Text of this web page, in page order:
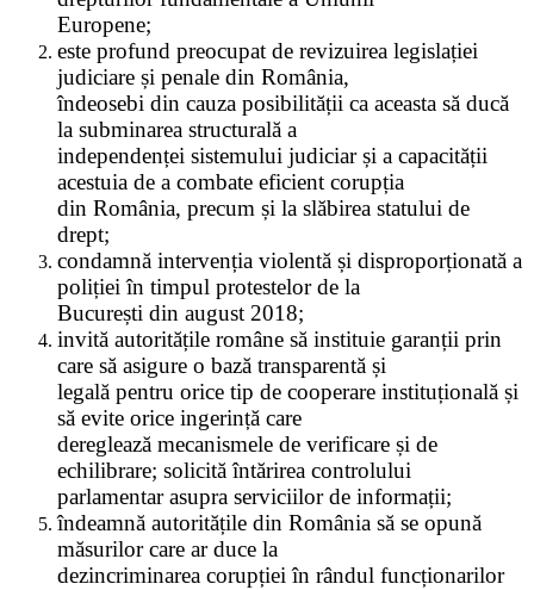
Europene;
este profund preocupat de revizuirea legislației
judiciare și penale din România,
îndeosebi din cauza posibilității ca aceasta să ducă
la subminarea structurală a
independenței sistemului judiciar și a capacității
acestuia de a combate eficient corupția
din România, precum și la slăbirea statului de
drept;
condamnă intervenția violentă și disproporționată a
poliției în timpul protestelor de la
București din august 2018;
invită autoritățile române să instituie garanții prin
care să asigure o bază transparentă și
legală pentru orice tip de cooperare instituțională și
să evite orice ingerință care
dereglează mecanismele de verificare și de
echilibrare; solicită întărirea controlului
parlamentar asupra serviciilor de informații;
îndeamnă autoritățile din România să se opună
măsurilor care ar duce la
dezincriminarea corupției în rândul funcționarilor